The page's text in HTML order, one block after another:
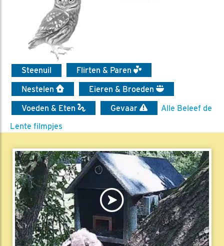
Steenuil
Flirten & Paren
Nestelen
Eieren & Broeden
Voeden & Eten
Gevaar
Alle Beleef de
Lente filmpjes